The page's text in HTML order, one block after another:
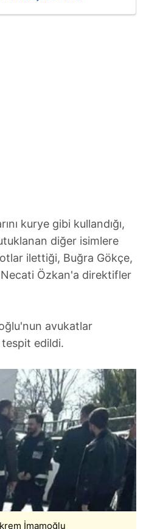
kurye gibi kullandığı,
diğer isimlere
ilettiği, Buğra Gökçe,
Özkan'a direktifler
avukatlar
tespit edildi.
İmamoğlu